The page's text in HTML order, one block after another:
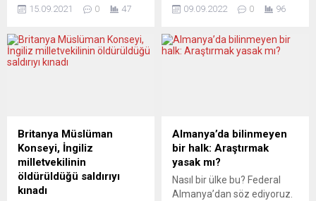
yapılan reformların Brüksel
Borrell, Lübnan’daki yeni
konularda eyleme geçmesi
koşuluyla AB’nin bu ülkeye
Beyrut Limanı’nda meydana
gelen patlamanın ülkedeki
siyasi ve ekonomik krizi
gözler önüne serdiğini
söyledi. Borrell,...
15.09.2021 0 47
ülkeyi yönetecek hükümeti
başkanları ile il genel
meclisini belirlemek için 11
gelecek dört yıl ülkeyi
yönetecek hükümeti
seçmek ve belediye
başkanları ile il genel...
09.09.2022 0 96
Britanya Müslüman
Konseyi, İngiliz
milletvekilinin
öldürüldüğü saldırıyı
kınadı
Almanya’da bilinmeyen
bir halk: Araştırmak
yasak mı?
Nasıl bir ülke bu? Federal
Almanya’dan söz ediyoruz.